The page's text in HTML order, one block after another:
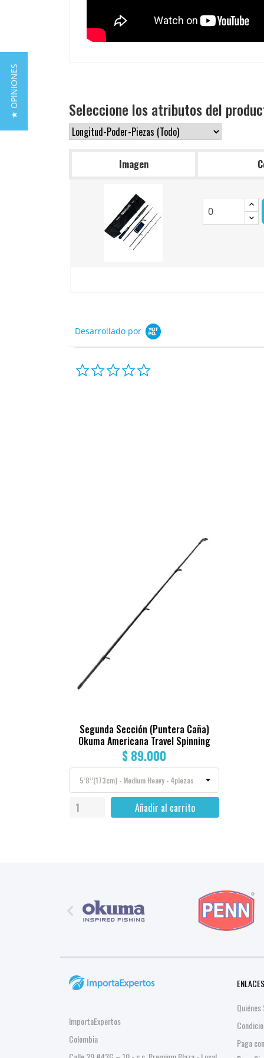
Seleccione los atributos del
Imagen
Desarrollado por
Segunda Sección (Puntera Caña)
Okuma Americana Travel Spinning
$ 89.000
Añadir al carrito

ImportaExpertos
Colombia
Quiénes
Paga
★ OPINIONES